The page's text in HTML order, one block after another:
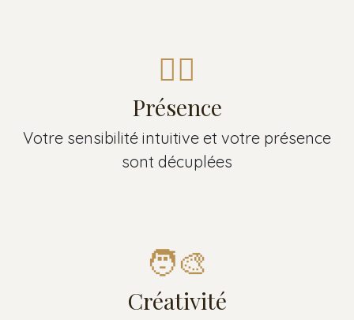
🧘‍♂️
Présence
Votre sensibilité intuitive et votre présence
sont décuplées
🧑‍🎨
Créativité